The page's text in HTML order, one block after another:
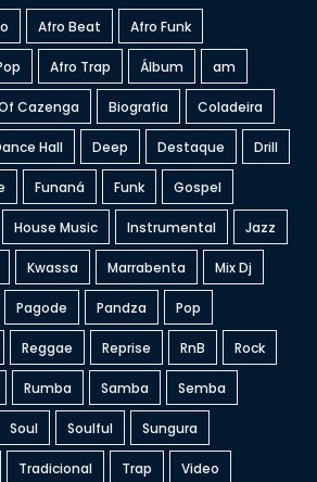
Afro Beat Afro Funk
Afro Trap Álbum am
Cazenga Biografia Coladeira
Hall Deep Destaque Drill
Funaná Funk Gospel
House Music Instrumental Jazz
Kwassa Marrabenta Mix Dj
Pagode Pandza Pop
Reggae Reprise RnB Rock
Rumba Samba Semba
Soul Soulful Sungura
Tradicional Trap Video